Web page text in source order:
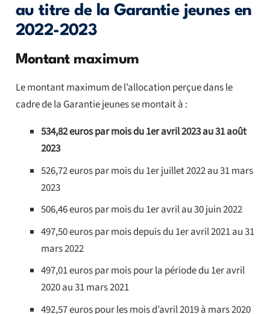
au titre de la Garantie jeunes en
2022-2023
Montant maximum
Le montant maximum de l’allocation perçue dans le
cadre de la Garantie jeunes se montait à :
534,82 euros par mois du 1er avril 2023 au 31 août
2023
526,72 euros par mois du 1er juillet 2022 au 31 mars
2023
506,46 euros par mois du 1er avril au 30 juin 2022
497,50 euros par mois depuis du 1er avril 2021 au 31
mars 2022
497,01 euros par mois pour la période du 1er avril
2020 au 31 mars 2021
492,57 euros pour les mois d’avril 2019 à mars 2020